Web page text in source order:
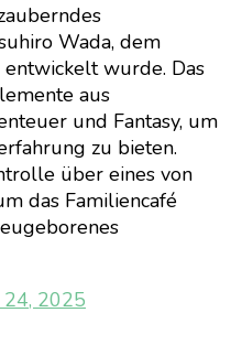
Wada, dem
wurde. Das
aus
und Fantasy, um
zu bieten.
über eines von
das Familiencafé
2025